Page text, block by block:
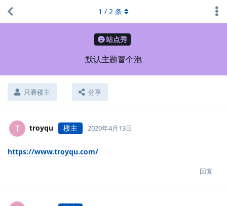
站点秀
默认主题冒个泡
只看楼主 分享
1 / 2 条
T troyqu 楼主 2020年4月13日
https://www.troyqu.com/
回复